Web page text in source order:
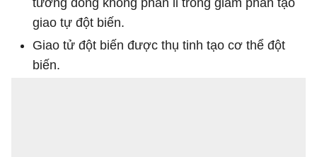
giao tự đột biến.
Giao tử đột biến được thụ tinh tạo cơ thể đột
biến.